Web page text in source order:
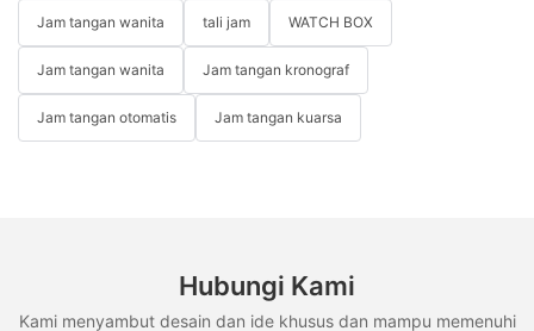
Jam tangan wanita tali jam WATCH BOX
Jam tangan wanita Jam tangan kronograf
Jam tangan otomatis Jam tangan kuarsa
Hubungi Kami
Kami menyambut desain dan ide khusus dan mampu memenuhi